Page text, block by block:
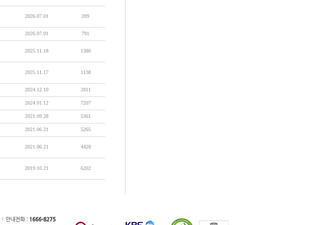
2026.07.01 209
2026.07.01 791
2025.11.18 1380
2025.11.17 1138
2024.12.10 2811
2024.01.12 7207
2021.09.28 5361
2021.06.21 5265
2021.06.21 4428
2019.10.21 6202